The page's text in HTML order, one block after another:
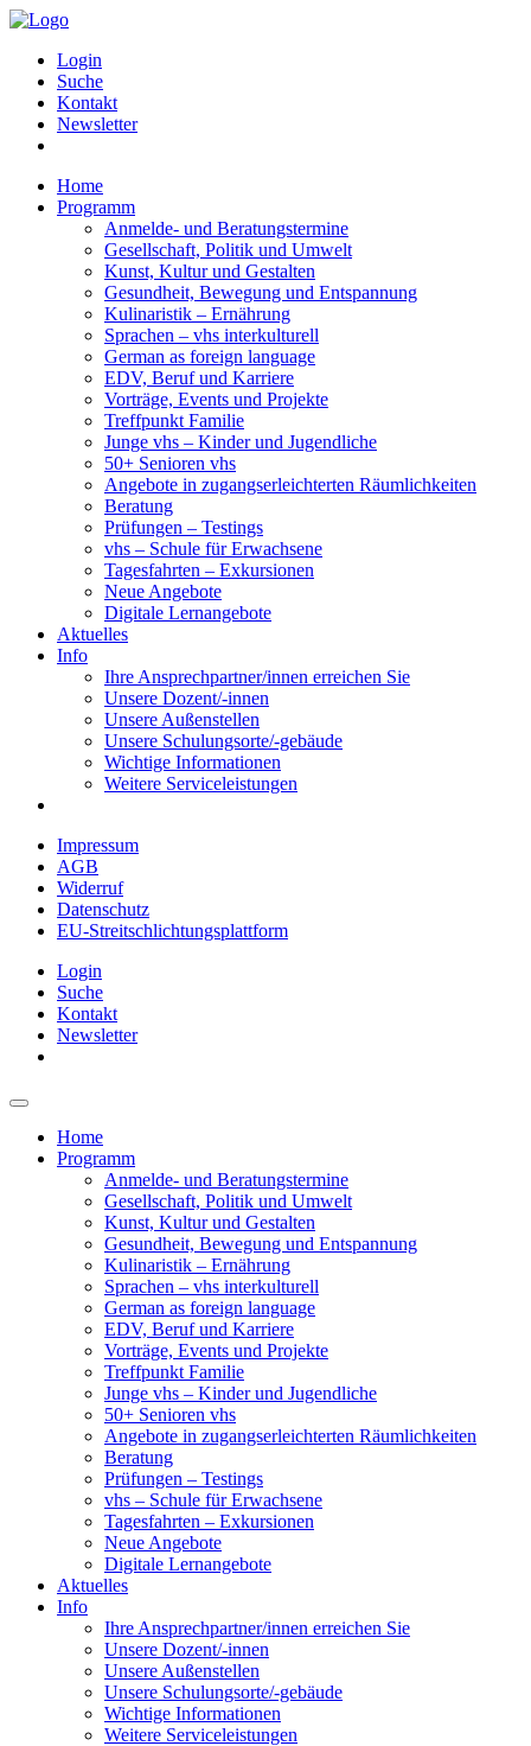
Login
Suche
Kontakt
Newsletter
Home
Programm
Anmelde- und Beratungstermine
Gesellschaft, Politik und Umwelt
Kunst, Kultur und Gestalten
Gesundheit, Bewegung und Entspannung
Kulinaristik – Ernährung
Sprachen – vhs interkulturell
German as foreign language
EDV, Beruf und Karriere
Vorträge, Events und Projekte
Treffpunkt Familie
Junge vhs – Kinder und Jugendliche
50+ Senioren vhs
Angebote in zugangserleichterten Räumlichkeiten
Beratung
Prüfungen – Testings
vhs – Schule für Erwachsene
Tagesfahrten – Exkursionen
Neue Angebote
Digitale Lernangebote
Aktuelles
Info
Ihre Ansprechpartner/innen erreichen Sie
Unsere Dozent/-innen
Unsere Außenstellen
Unsere Schulungsorte/-gebäude
Wichtige Informationen
Weitere Serviceleistungen
Impressum
AGB
Widerruf
Datenschutz
EU-Streitschlichtungsplattform
Login
Suche
Kontakt
Newsletter
Home
Programm
Anmelde- und Beratungstermine
Gesellschaft, Politik und Umwelt
Kunst, Kultur und Gestalten
Gesundheit, Bewegung und Entspannung
Kulinaristik – Ernährung
Sprachen – vhs interkulturell
German as foreign language
EDV, Beruf und Karriere
Vorträge, Events und Projekte
Treffpunkt Familie
Junge vhs – Kinder und Jugendliche
50+ Senioren vhs
Angebote in zugangserleichterten Räumlichkeiten
Beratung
Prüfungen – Testings
vhs – Schule für Erwachsene
Tagesfahrten – Exkursionen
Neue Angebote
Digitale Lernangebote
Aktuelles
Info
Ihre Ansprechpartner/innen erreichen Sie
Unsere Dozent/-innen
Unsere Außenstellen
Unsere Schulungsorte/-gebäude
Wichtige Informationen
Weitere Serviceleistungen